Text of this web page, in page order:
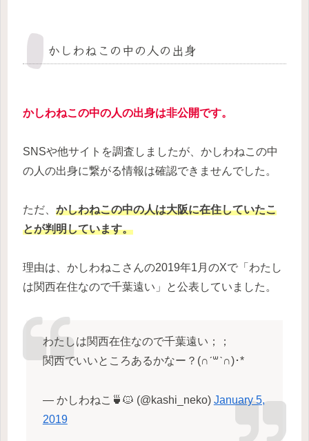
かしわねこの中の人の出身
かしわねこの中の人の出身は非公開です。
SNSや他サイトを調査しましたが、かしわねこの中
の人の出身に繋がる情報は確認できませんでした。
ただ、 かしわねこの中の人は大阪に在住していたこ
とが判明しています。
理由は、かしわねこさんの2019年1月のXで「わたし
は関西在住なので千葉遠い」と公表していました。
わたしは関西在住なので千葉遠い；；
関西でいいところあるかなー？(∩ˊ꒳​ˋ∩)･*
— かしわねこ🍵🐱 (@kashi_neko) January 5,
2019